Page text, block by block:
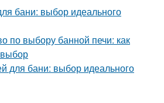
бани: выбор идеального
по выбору банной печи: как
для бани: выбор идеального